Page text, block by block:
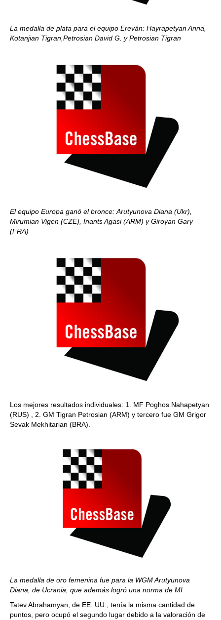
La medalla de plata para el equipo Ereván: Hayrapetyan Anna,
Kotanjian Tigran,Petrosian David G. y Petrosian Tigran
El equipo Europa ganó el bronce: Arutyunova Diana (Ukr),
Mirumian Vigen (CZE), Inants Agasi (ARM) y Giroyan Gary
(FRA)
Los mejores resultados individuales: 1. MF Poghos Nahapetyan
(RUS) , 2. GM Tigran Petrosian (ARM) y tercero fue GM Grigor
Sevak Mekhitarian (BRA).
La medalla de oro femenina fue para la WGM Arutyunova
Diana, de Ucrania que además logró una norma de MI
Tatev Abrahamyan, de EE. UU., tenía la misma cantidad de
puntos, pero ocupó el segundo lugar debido a la valoración de